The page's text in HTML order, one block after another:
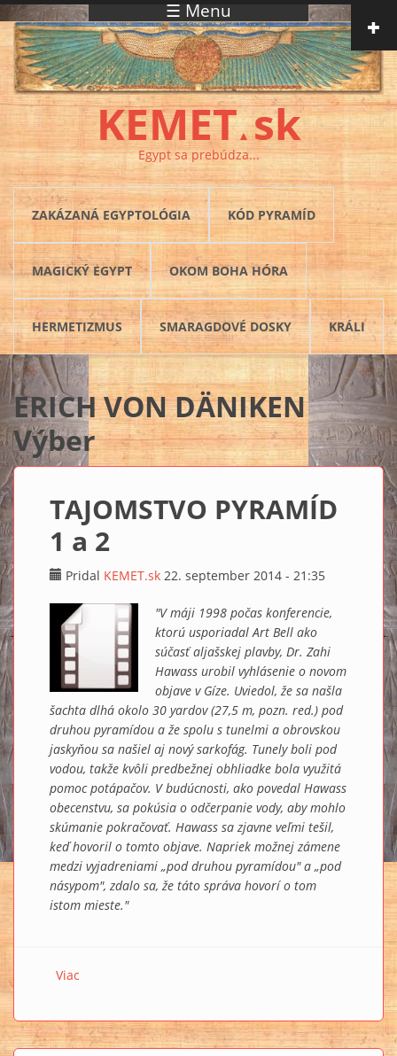
Skočiť na hlavný obsah ☰ Menu
KEMET▲ sk
Egypt sa prebúdza...
ZAKÁZANÁ EGYPTOLÓGIA KÓD PYRAMÍD
MAGICKÝ EGYPT OKOM BOHA HÓRA
HERMETIZMUS SMARAGDOVÉ DOSKY KRÁLI
ERICH VON DÄNIKEN
Výber
TAJOMSTVO PYRAMÍD
1 a 2
Pridal KEMET.sk 22. september 2014 - 21:35
"V máji 1998 počas konferencie,
ktorú usporiadal Art Bell ako
súčasť aljašskej plavby, Dr. Zahi
Hawass urobil vyhlásenie o novom
objave v Gíze. Uviedol, že sa našla
šachta dlhá okolo 30 yardov (27,5 m, pozn. red.) pod
druhou pyramídou a že spolu s tunelmi a obrovskou
jaskyňou sa našiel aj nový sarkofág. Tunely boli pod
vodou, takže kvôli predbežnej obhliadke bola využitá
pomoc potápačov. V budúcnosti, ako povedal Hawass
obecenstvu, sa pokúsia o odčerpanie vody, aby mohlo
skúmanie pokračovať. Hawass sa zjavne veľmi tešil,
keď hovoril o tomto objave. Napriek možnej zámene
medzi vyjadreniami „pod druhou pyramídou" a „pod
násypom", zdalo sa, že táto správa hovorí o tom
istom mieste."
Viac